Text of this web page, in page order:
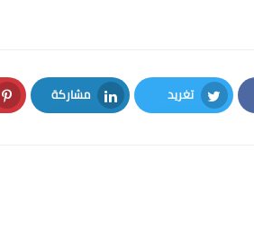
تغريد
Twitter
مشاركة
LinkedIn